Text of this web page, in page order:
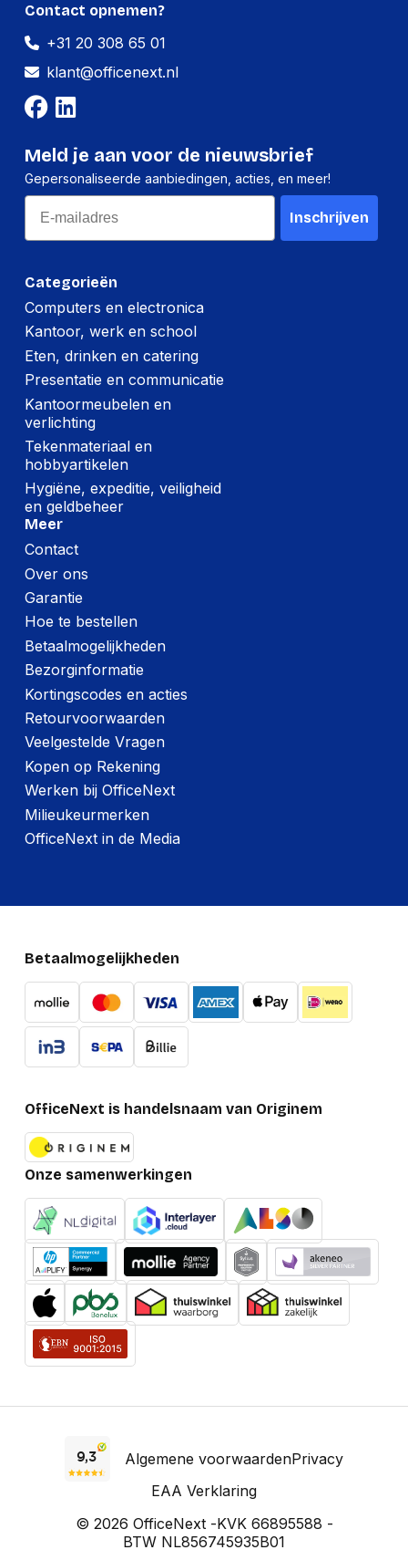
Categorieën
Computers en electronica
Kantoor, werk en school
Eten, drinken en catering
Presentatie en communicatie
Kantoormeubelen en
verlichting
Tekenmateriaal en
hobbyartikelen
Hygiëne, expeditie, veiligheid
en geldbeheer
Meer
Contact
Over ons
Garantie
Hoe te bestellen
Betaalmogelijkheden
Bezorginformatie
Kortingscodes en acties
Retourvoorwaarden
Veelgestelde Vragen
Kopen op Rekening
Werken bij OfficeNext
Milieukeurmerken
OfficeNext in de Media
Contact opnemen?
+31 20 308 65 01
klant@officenext.nl
Meld je aan voor de nieuwsbrief
Gepersonaliseerde aanbiedingen, acties, en meer!
Email
Inschrijven
Betaalmogelijkheden
OfficeNext is handelsnaam van Originem
Onze samenwerkingen
Algemene voorwaardenPrivacy
EAA Verklaring
© 2026 OfficeNext -KVK 66895588 -
BTW NL856745935B01